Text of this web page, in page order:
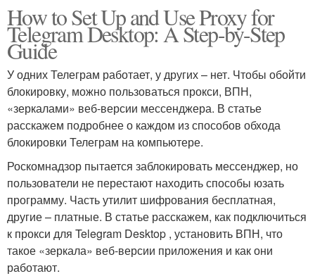
How to Set Up and Use Proxy for
Telegram Desktop: A Step-by-Step
Guide
У одних Телеграм работает, у других – нет. Чтобы обойти
блокировку, можно пользоваться прокси, ВПН,
«зеркалами» веб-версии мессенджера. В статье
расскажем подробнее о каждом из способов обхода
блокировки Телеграм на компьютере.
Роскомнадзор пытается заблокировать мессенджер, но
пользователи не перестают находить способы юзать
программу. Часть утилит шифрования бесплатная,
другие – платные. В статье расскажем, как подключиться
к прокси для Telegram Desktop , установить ВПН, что
такое «зеркала» веб-версии приложения и как они
работают.